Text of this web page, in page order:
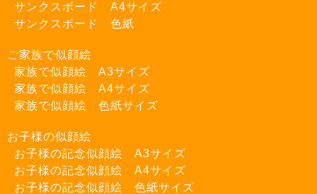
サンクスボード A4サイズ
サンクスボード 色紙
ご家族で似顔絵
家族で似顔絵 A3サイズ
家族で似顔絵 A4サイズ
家族で似顔絵 色紙サイズ
お子様の似顔絵
お子様の記念似顔絵 A3サイズ
お子様の記念似顔絵 A4サイズ
お子様の記念似顔絵 色紙サイズ